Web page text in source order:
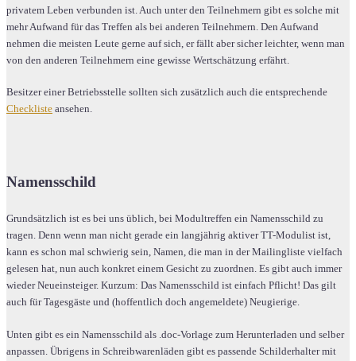
privatem Leben verbunden ist. Auch unter den Teilnehmern gibt es solche mit
mehr Aufwand für das Treffen als bei anderen Teilnehmern. Den Aufwand
nehmen die meisten Leute gerne auf sich, er fällt aber sicher leichter, wenn man
von den anderen Teilnehmern eine gewisse Wertschätzung erfährt.
Besitzer einer Betriebsstelle sollten sich zusätzlich auch die entsprechende
Checkliste ansehen.
Namensschild
Grundsätzlich ist es bei uns üblich, bei Modultreffen ein Namensschild zu
tragen. Denn wenn man nicht gerade ein langjährig aktiver TT-Modulist ist,
kann es schon mal schwierig sein, Namen, die man in der Mailingliste vielfach
gelesen hat, nun auch konkret einem Gesicht zu zuordnen. Es gibt auch immer
wieder Neueinsteiger. Kurzum: Das Namensschild ist einfach Pflicht! Das gilt
auch für Tagesgäste und (hoffentlich doch angemeldete) Neugierige.
Unten gibt es ein Namensschild als .doc-Vorlage zum Herunterladen und selber
anpassen. Übrigens in Schreibwarenläden gibt es passende Schilderhalter mit